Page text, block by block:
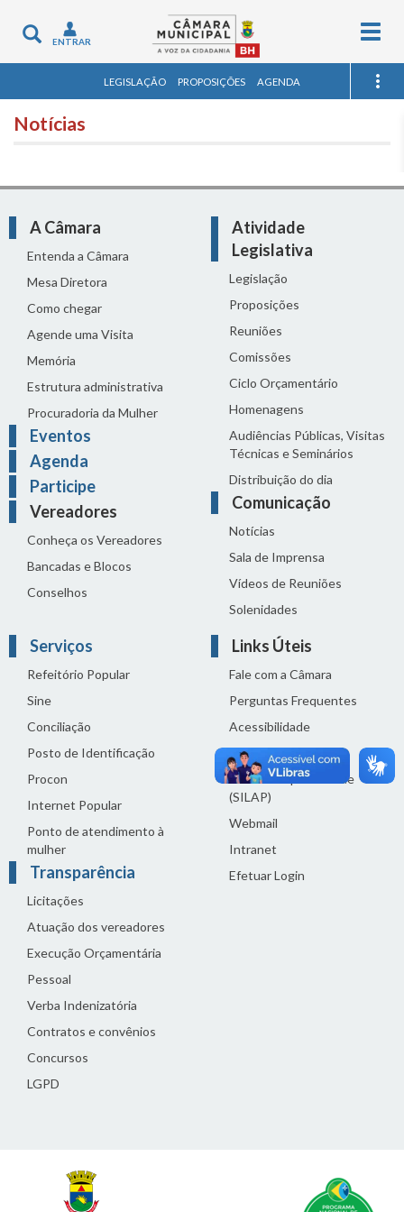
Toggle
navigation
ENTRAR
LEGISLAÇÃO PROPOSIÇÕES AGENDA
Notícias
A Câmara
Entenda a Câmara
Mesa Diretora
Como chegar
Agende uma Visita
Memória
Estrutura administrativa
Procuradoria da Mulher
Eventos
Agenda
Participe
Vereadores
Conheça os Vereadores
Bancadas e Blocos
Conselhos
Atividade
Legislativa
Legislação
Proposições
Reuniões
Comissões
Ciclo Orçamentário
Homenagens
Audiências Públicas, Visitas
Técnicas e Seminários
Distribuição do dia
Comunicação
Notícias
Sala de Imprensa
Vídeos de Reuniões
Solenidades
Serviços
Refeitório Popular
Sine
Conciliação
Posto de Identificação
Procon
Internet Popular
Ponto de atendimento à
mulher
Transparência
Licitações
Atuação dos vereadores
Execução Orçamentária
Pessoal
Verba Indenizatória
Contratos e convênios
Concursos
LGPD
Links Úteis
Fale com a Câmara
Perguntas Frequentes
Acessibilidade
Termos de uso
Política de privacidade
(SILAP)
Webmail
Intranet
Efetuar Login